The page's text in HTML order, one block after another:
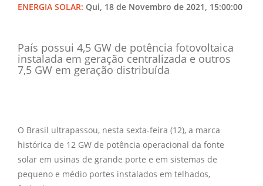
ENERGIA SOLAR: Qui, 18 de Novembro de 2021, 15:00:00
País possui 4,5 GW de potência fotovoltaica
instalada em geração centralizada e outros
7,5 GW em geração distribuída
O Brasil ultrapassou, nesta sexta-feira (12), a marca
histórica de 12 GW de potência operacional da fonte
solar em usinas de grande porte e em sistemas de
pequeno e médio portes instalados em telhados,